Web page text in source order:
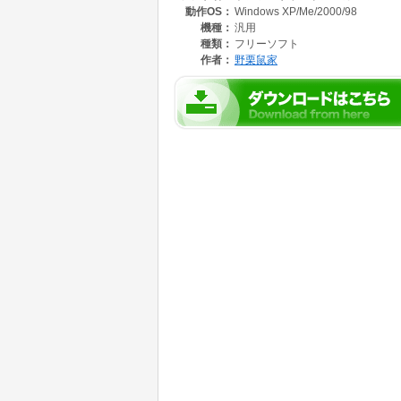
<音声ファイル設定ウィンドウ>
符号速度設定をはじめ、音量や音色等の細かい
動作OS： Windows XP/Me/2000/98
機種： 汎用
種類： フリーソフト
作者： 野栗鼠家